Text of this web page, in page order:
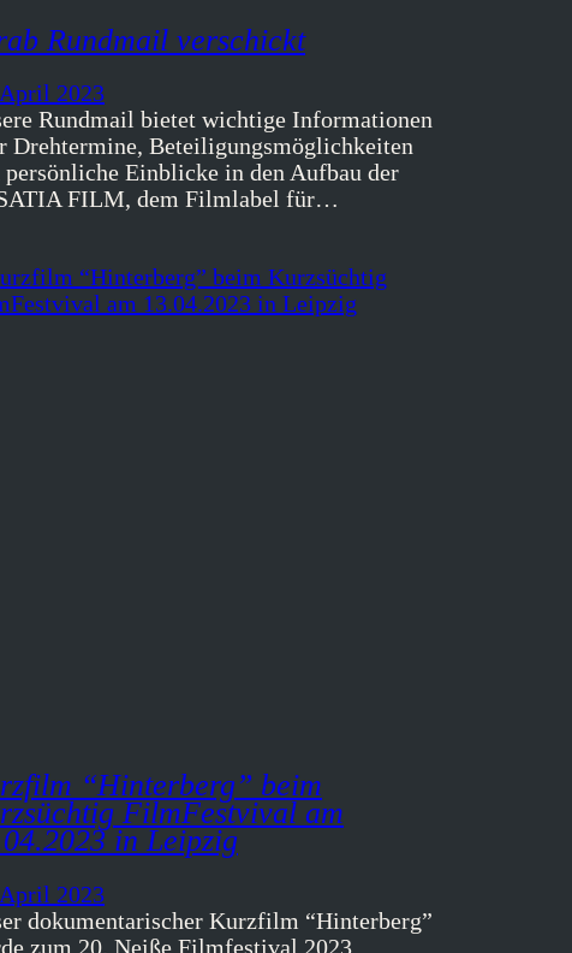
Rundmail verschickt
2023
Rundmail bietet wichtige Informationen
Drehtermine, Beteiligungsmöglichkeiten
persönliche Einblicke in den Aufbau der
FILM, dem Filmlabel für…
“Hinterberg” beim
FilmFestvival am
in Leipzig
2023
dokumentarischer Kurzfilm “Hinterberg”
zum 20. Neiße Filmfestival 2023